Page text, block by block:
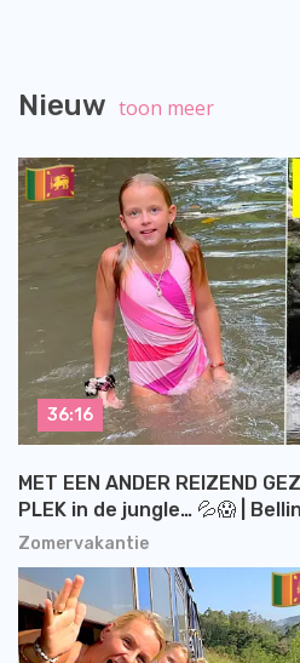
Nieuw toon meer
Zomervakantie
MET EEN ANDER REIZEND
PLEK in de jungle… 💦😱 |
36:16